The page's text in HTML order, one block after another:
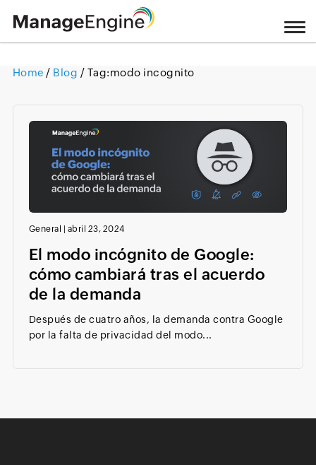
Home / Blog / Tag:modo incognito
General abril 23, 2024
El modo incógnito de Google:
cómo cambiará tras el acuerdo
de la demanda
Después de cuatro años, la demanda contra Google
por la falta de privacidad del modo...